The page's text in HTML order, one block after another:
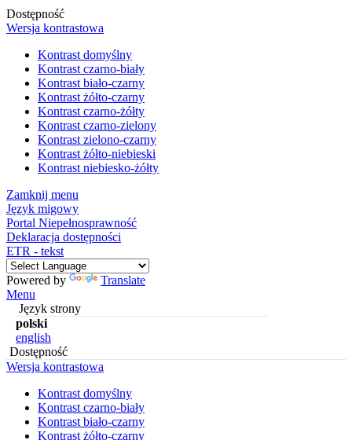
Dostępność
Wersja kontrastowa
Kontrast domyślny
Kontrast czarno-biały
Kontrast biało-czarny
Kontrast żółto-czarny
Kontrast czarno-żółty
Kontrast czarno-zielony
Kontrast zielono-czarny
Kontrast żółto-niebieski
Kontrast niebiesko-żółty
Zamknij menu
Język migowy
Portal Niepełnosprawność
Deklaracja dostępności
ETR - tekst
Powered by
Translate
Menu
Język strony
polski
english
Dostępność
Wersja kontrastowa
Kontrast domyślny
Kontrast czarno-biały
Kontrast biało-czarny
Kontrast żółto-czarny